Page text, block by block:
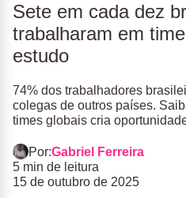
Sete em cada dez
trabalharam em
estudo
74% dos trabalhadores
colegas de outros países.
times globais cria
Por:Gabriel Ferreira
5 min de leitura
15 de outubro de 2025